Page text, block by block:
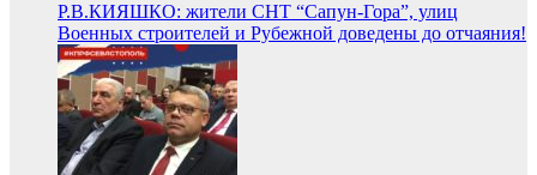
Р.В.КИЯШКО: жители СНТ “Сапун-Гора”, улиц
Военных строителей и Рубежной доведены до отчаяния!